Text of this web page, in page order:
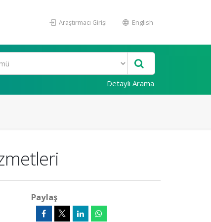
Araştırmacı Girişi English
Detaylı Arama
Paylaş